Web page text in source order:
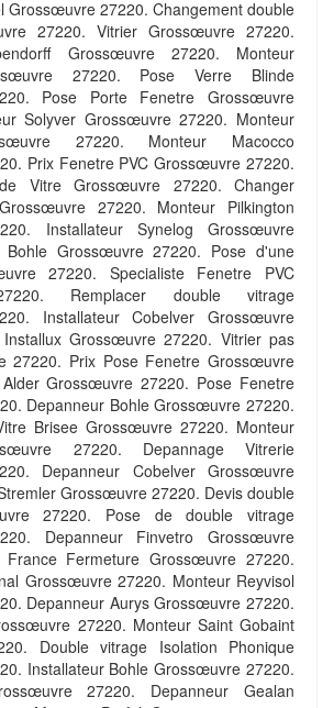
Grossœuvre 27220. Changement double
27220. Vitrier Grossœuvre 27220.
Grossœuvre 27220. Monteur
27220. Pose Verre Blinde
Pose Porte Fenetre Grossœuvre
Solyver Grossœuvre 27220. Monteur
27220. Monteur Macocco
Prix Fenetre PVC Grossœuvre 27220.
Vitre Grossœuvre 27220. Changer
27220. Monteur Pilkington
Installateur Synelog Grossœuvre
Grossœuvre 27220. Pose d'une
27220. Specialiste Fenetre PVC
Remplacer double vitrage
Installateur Cobelver Grossœuvre
Grossœuvre 27220. Vitrier pas
27220. Prix Pose Fenetre Grossœuvre
Grossœuvre 27220. Pose Fenetre
Depanneur Bohle Grossœuvre 27220.
Brisee Grossœuvre 27220. Monteur
27220. Depannage Vitrerie
Depanneur Cobelver Grossœuvre
Grossœuvre 27220. Devis double
27220. Pose de double vitrage
Depanneur Finvetro Grossœuvre
Fermeture Grossœuvre 27220.
Grossœuvre 27220. Monteur Reyvisol
Depanneur Aurys Grossœuvre 27220.
27220. Monteur Saint Gobaint
Double vitrage Isolation Phonique
Installateur Bohle Grossœuvre 27220.
27220. Depanneur Gealan